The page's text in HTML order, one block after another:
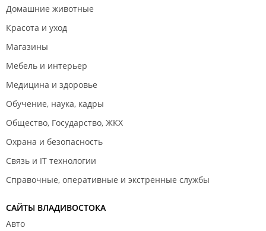
Домашние животные
Красота и уход
Магазины
Мебель и интерьер
Медицина и здоровье
Обучение, наука, кадры
Общество, Государство, ЖКХ
Охрана и безопасность
Связь и IT технологии
Справочные, оперативные и экстренные службы
САЙТЫ ВЛАДИВОСТОКА
Авто